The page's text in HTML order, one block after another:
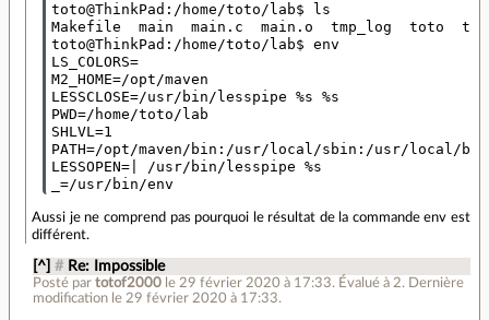
toto@ThinkPad:/home/toto/lab$ ls
Makefile  main  main.c  main.o  tmp_log  toto
toto@ThinkPad:/home/toto/lab$ env
LS_COLORS=
M2_HOME=/opt/maven
LESSCLOSE=/usr/bin/lesspipe %s %s
PWD=/home/toto/lab
SHLVL=1
PATH=/opt/maven/bin:/usr/local/sbin:/usr/
LESSOPEN=| /usr/bin/lesspipe %s
Aussi je ne comprend pas pourquoi le résultat de la commande env est
différent.
[^] # Re: Impossible
Posté par totof2000 le 29 février 2020 à 17:33. Évalué à 2. Dernière
modification le 29 février 2020 à 17:33.